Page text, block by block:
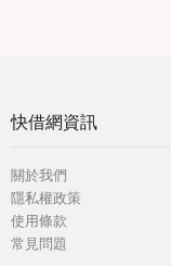
快借網資訊
關於我們
隱私權政策
使用條款
常見問題